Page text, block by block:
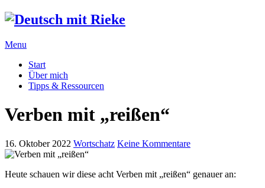
Menu
Start
Über mich
Tipps & Ressourcen
Verben mit „reißen“
16. Oktober 2022 Wortschatz Keine Kommentare
Heute schauen wir diese acht Verben mit „reißen“ genauer an: